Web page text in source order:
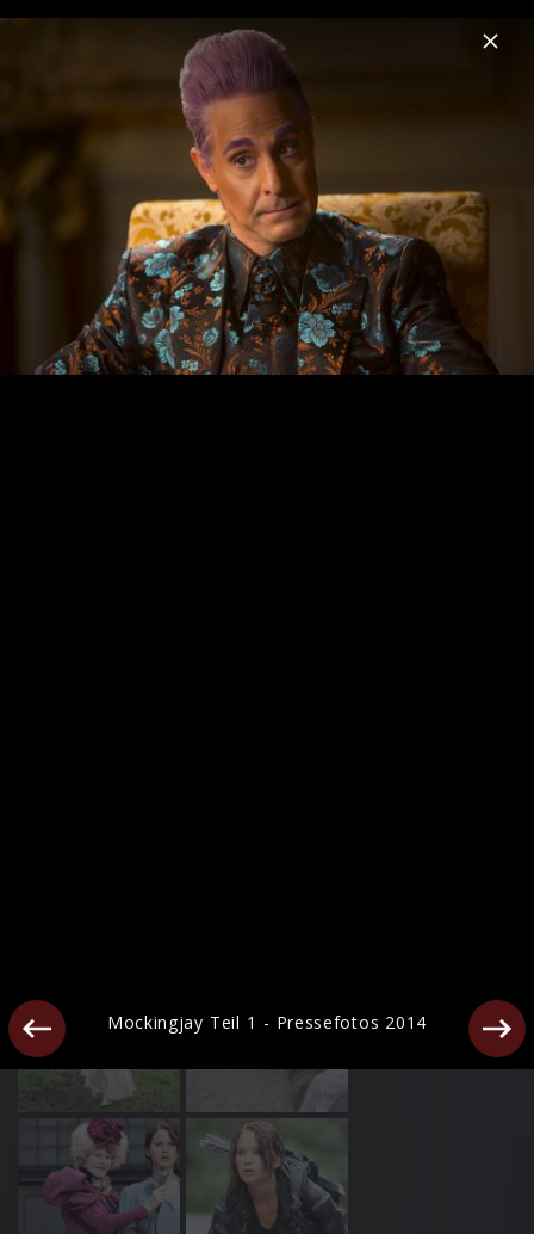
Menu
Die Tribute von Panem
Musik Videos Fotos Biografie
Mockingjay Teil 1 - Pressefotos 2014
Mockingjay Teil 1 - Pressefotos 2014